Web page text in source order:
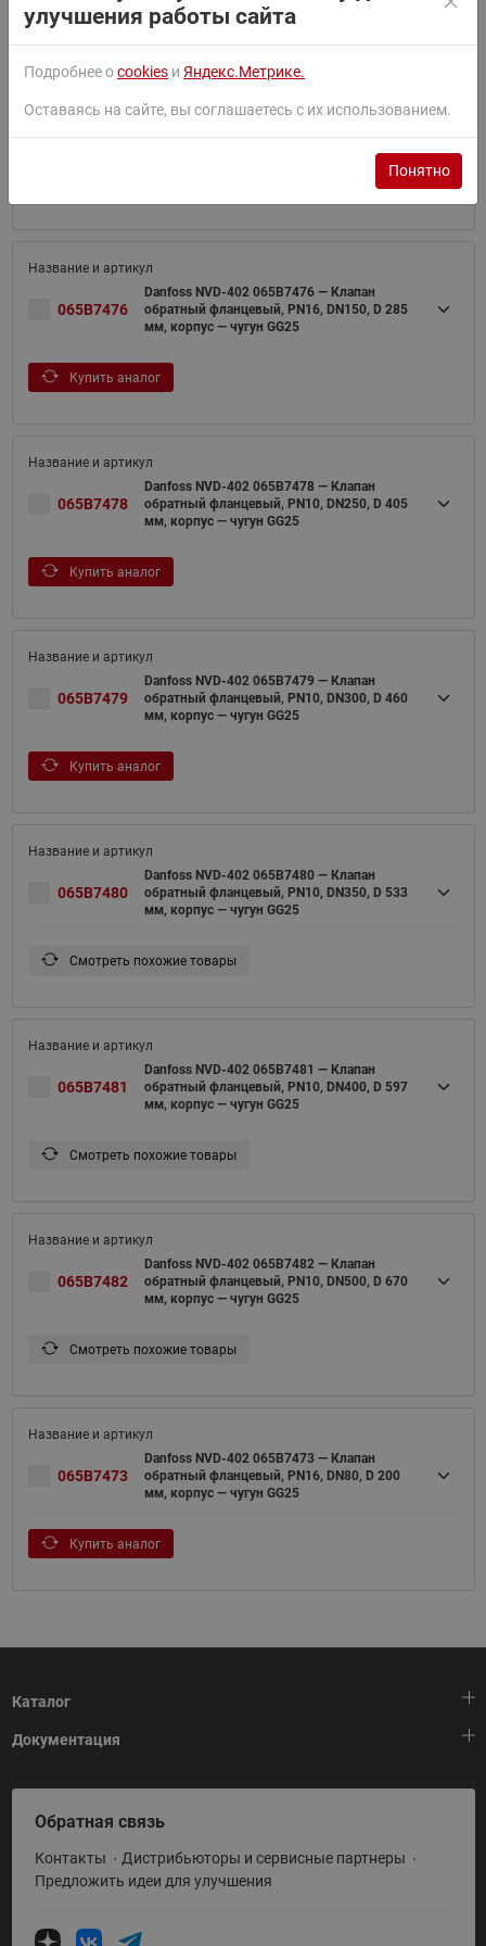
065B7474
обратный фланцевый, PN16, DN100, D 220
065B7476
Danfoss NVD-402 065B7476 — Клапан
обратный фланцевый, PN16, DN150, D 285
мм, корпус — чугун GG25
Купить аналог
065B7478
Danfoss NVD-402 065B7478 — Клапан
обратный фланцевый, PN10, DN250, D 405
мм, корпус — чугун GG25
Купить аналог
065B7479
Danfoss NVD-402 065B7479 — Клапан
обратный фланцевый, PN10, DN300, D 460
мм, корпус — чугун GG25
Купить аналог
065B7480
Danfoss NVD-402 065B7480 — Клапан
обратный фланцевый, PN10, DN350, D 533
мм, корпус — чугун GG25
Смотреть похожие товары
065B7481
Danfoss NVD-402 065B7481 — Клапан
обратный фланцевый, PN10, DN400, D 597
мм, корпус — чугун GG25
Смотреть похожие товары
065B7482
Danfoss NVD-402 065B7482 — Клапан
обратный фланцевый, PN10, DN500, D 670
мм, корпус — чугун GG25
Смотреть похожие товары
065B7473
Danfoss NVD-402 065B7473 — Клапан
обратный фланцевый, PN16, DN80, D 200
мм, корпус — чугун GG25
Купить аналог
Каталог
Тепловая автоматика
Холодильная техника
Приводная техника
Промышленная автоматика
Теплообменное оборудование
Документация
HeatPlatform (Тепловая платформа)
Полезные программы и инструменты
Условия поставки
Обратная связь
Контакты
Дистрибьюторы и сервисные партнеры
Предложить идеи для улучшения
улучшения работы сайта
Подробнее оcookies и Яндекс.Метрике.
Оставаясь на сайте, вы соглашаетесь с их использованием.
Понятно